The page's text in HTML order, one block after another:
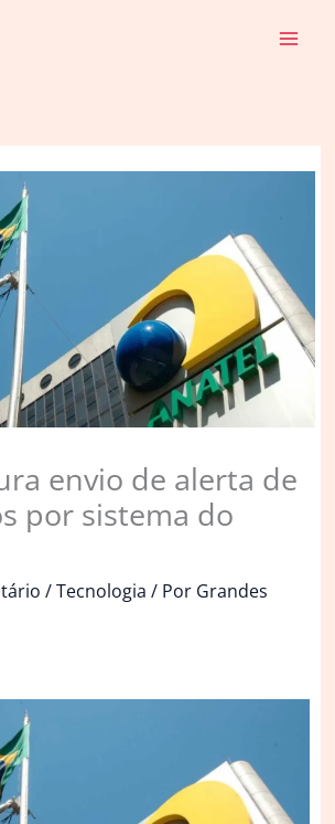
envio de alerta de
por sistema do
/Tecnologia / Por Grandes